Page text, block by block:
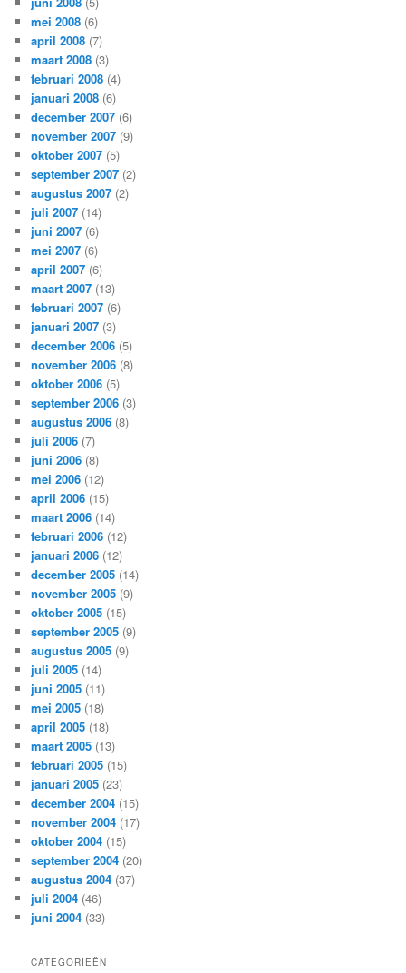
mei 2008 (6)
april 2008 (7)
maart 2008 (3)
februari 2008 (4)
januari 2008 (6)
december 2007 (6)
november 2007 (9)
oktober 2007 (5)
september 2007 (2)
augustus 2007 (2)
juli 2007 (14)
juni 2007 (6)
mei 2007 (6)
april 2007 (6)
maart 2007 (13)
februari 2007 (6)
januari 2007 (3)
december 2006 (5)
november 2006 (8)
oktober 2006 (5)
september 2006 (3)
augustus 2006 (8)
juli 2006 (7)
juni 2006 (8)
mei 2006 (12)
april 2006 (15)
maart 2006 (14)
februari 2006 (12)
januari 2006 (12)
december 2005 (14)
november 2005 (9)
oktober 2005 (15)
september 2005 (9)
augustus 2005 (9)
juli 2005 (14)
juni 2005 (11)
mei 2005 (18)
april 2005 (18)
maart 2005 (13)
februari 2005 (15)
januari 2005 (23)
december 2004 (15)
november 2004 (17)
oktober 2004 (15)
september 2004 (20)
augustus 2004 (37)
juli 2004 (46)
juni 2004 (33)
CATEGORIEËN